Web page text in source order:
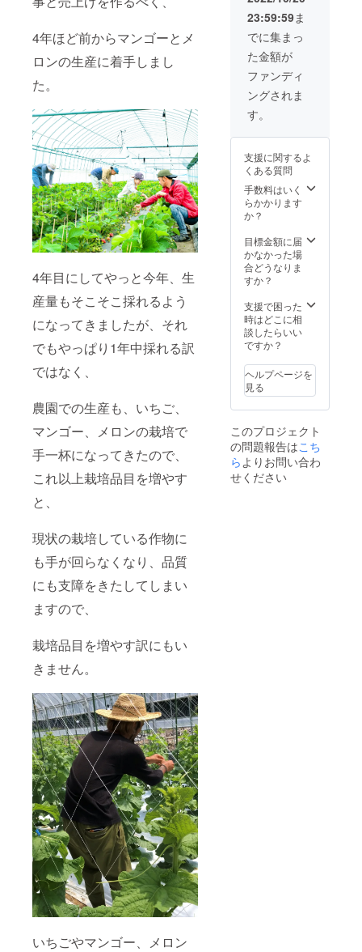
4年ほど前からマンゴーとメ
ロンの生産に着手しまし
た。
4年目にしてやっと今年、生
産量もそこそこ採れるよう
になってきましたが、それ
でもやっぱり1年中採れる訳
ではなく、
農園での生産も、いちご、
マンゴー、メロンの栽培で
手一杯になってきたので、
これ以上栽培品目を増やす
と、
現状の栽培している作物に
も手が回らなくなり、品質
にも支障をきたしてしまい
ますので、
栽培品目を増やす訳にもい
きません。
いちごやマンゴー、メロン
多くのお客
様に来てい
ただけるよ
うになりま
した。
2019年6月法
人化、『株
式会社
TANNAL』に
なると同時
に、マン
ゴーとメロ
挑戦。たく
さんの方に
磯本農園の
果物達をお
届け出来る
よう精進し
す。
限 製
造より
※こちら
の商品
キャッ
ター
パック
での発
送とな
りま
す。
までの
間にお
届け致
※￥715
×4本
＋ 送
料￥540
ごを、
その日
のうち
に出荷
致しま
す。
2023年
間にお
届け致
しま
す。
※￥850
×4P
ヒー
ジェ
ラート
等 種類
は製造
工程に
より、
変わり
定はい
ませ
ん。
2023年
6月末頃
届け致
しま
す。
備や表
示ラベ
ル等、
発送に
準備が
まだ
整って
おりま
で、今
しばら
くお待
ちくだ
さい。
23:59:59ま
でに集まっ
た金額が
ファンディ
ングされま
す。
支援に関するよ
くある質問
手数料はいく
らかかります
か？
目標金額に届
かなかった場
合どうなりま
すか？
支援で困った
時はどこに相
談したらいい
ですか？
ヘルプページを
見る
このプロジェクト
の問題報告はこち
らよりお問い合わ
せください